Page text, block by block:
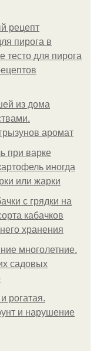
рецепт
пирога в
тесто для пирога
из дома
аромат
при варке
иногда
или жарки
с грядки на
кабачков
хранения
многолетние.
садовых
рогатая.
и нарушение